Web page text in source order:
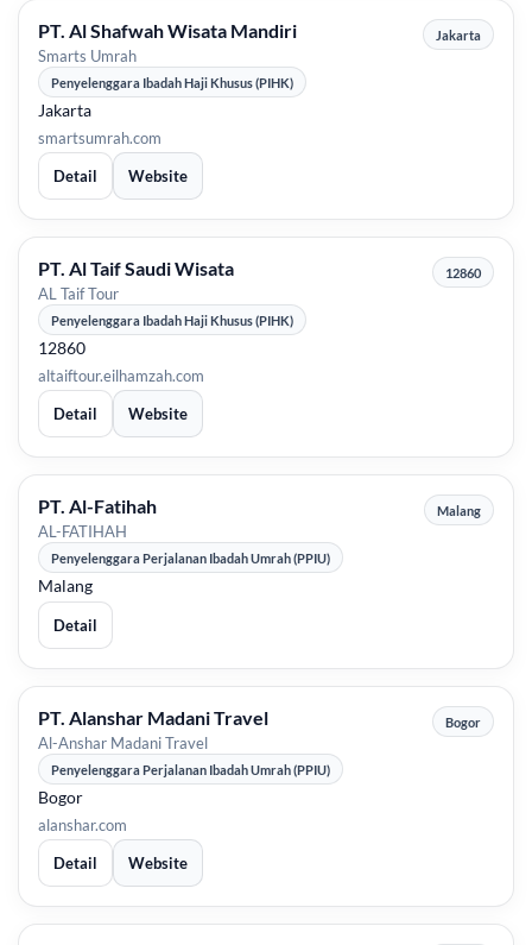
PT. Al Shafwah Wisata Mandiri
Smarts Umrah
Jakarta
Penyelenggara Ibadah Haji Khusus (PIHK)
Jakarta
smartsumrah.com
Detail
Website
PT. Al Taif Saudi Wisata
AL Taif Tour
12860
Penyelenggara Ibadah Haji Khusus (PIHK)
12860
altaiftour.eilhamzah.com
Detail
Website
PT. Al-Fatihah
AL-FATIHAH
Malang
Penyelenggara Perjalanan Ibadah Umrah (PPIU)
Malang
Detail
PT. Alanshar Madani Travel
Al-Anshar Madani Travel
Bogor
Penyelenggara Perjalanan Ibadah Umrah (PPIU)
Bogor
alanshar.com
Detail
Website